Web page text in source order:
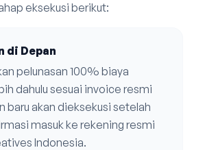
eksekusi berikut:
di Depan
pelunasan 100% biaya
dahulu sesuai invoice resmi
baru akan dieksekusi setelah
masuk ke rekening resmi
Indonesia.